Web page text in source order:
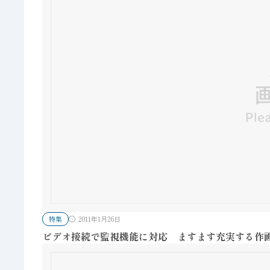
特集 2011年1月26日
ビデオ接続で監視機能に対応 ますます充実する作